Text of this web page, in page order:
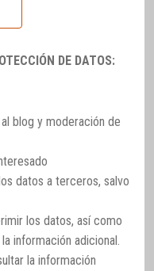
DE DATOS:
blog y moderación de
datos a terceros, salvo
los datos, así como
información adicional.
la información